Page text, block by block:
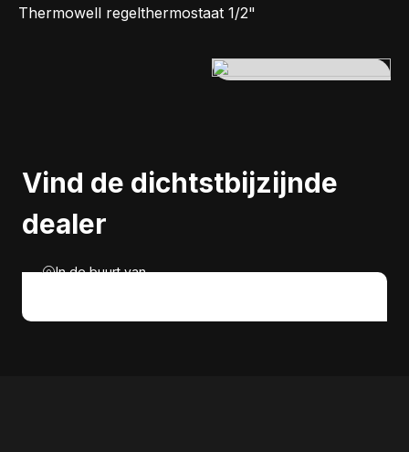
Thermowell regelthermostaat 1/2"
Vind de dichtstbijzijnde
dealer
In de buurt van